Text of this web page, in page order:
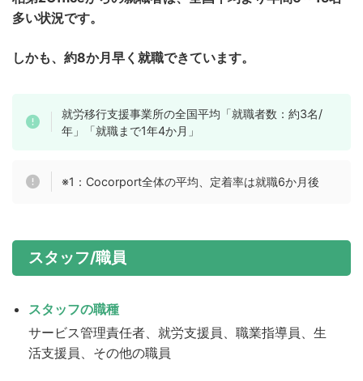
多い状況です。
しかも、約8か月早く就職できています。
就労移行支援事業所の全国平均「就職者数：約3名/
年」「就職まで1年4か月」
※1：Cocorport全体の平均、定着率は就職6か月後
スタッフ/職員
スタッフの職種
サービス管理責任者、就労支援員、職業指導員、生
活支援員、その他の職員